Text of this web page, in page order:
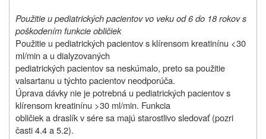
Použitie u pediatrických pacientov vo veku od 6 do 18 rokov s
poškodením funkcie obličiek
Použitie u pediatrických pacientov s klírensom kreatinínu <30
ml/min a u dialyzovaných
pediatrických pacientov sa neskúmalo, preto sa použitie
valsartanu u týchto pacientov neodporúča.
Úprava dávky nie je potrebná u pediatrických pacientov s
klírensom kreatinínu >30 ml/min. Funkcia
obličiek a draslík v sére sa majú starostlivo sledovať (pozri
časti 4.4 a 5.2).